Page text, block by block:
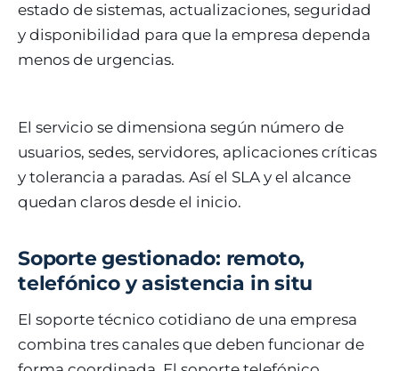
estado de sistemas, actualizaciones, seguridad
y disponibilidad para que la empresa dependa
menos de urgencias.
El servicio se dimensiona según número de
usuarios, sedes, servidores, aplicaciones críticas
y tolerancia a paradas. Así el SLA y el alcance
quedan claros desde el inicio.
Soporte gestionado: remoto,
telefónico y asistencia in situ
El soporte técnico cotidiano de una empresa
combina tres canales que deben funcionar de